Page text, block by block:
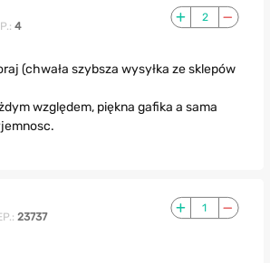
4
2
(chwała szybsza wysyłka ze sklepów
względem, piękna gafika a sama
23737
1